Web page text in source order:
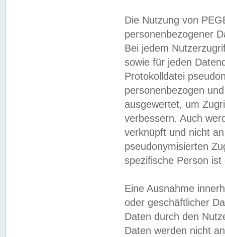
Die Nutzung von
personenbezogener
Bei jedem
sowie für jeden
Protokolldatei
personenbezogen
ausgewertet, um
verbessern. Auch
verknüpft und nicht
pseudonymisierten
spezifische Person
Eine Ausnahme
oder geschäftlicher
Daten durch den
Daten werden nicht